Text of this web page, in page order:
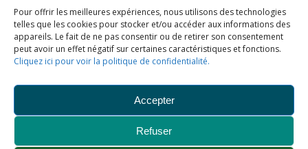
Pour offrir les meilleures expériences, nous utilisons des technologies
telles que les cookies pour stocker et/ou accéder aux informations des
appareils. Le fait de ne pas consentir ou de retirer son consentement
peut avoir un effet négatif sur certaines caractéristiques et fonctions.
Cliquez ici pour voir la politique de confidentialité.
Accepter
Refuser
Stratégie québécoise d’économie d’eau potable
Bibliothèque
Météo locale